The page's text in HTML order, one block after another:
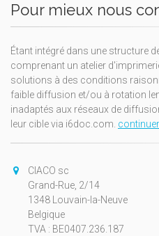
Pour mieux nous
Étant intégré dans une structure
comprenant un atelier
solutions à des conditions
faible diffusion et/ou à rotation
inadaptés aux réseaux de
leur cible via i6doc.com. continuer
CIACO sc
Grand-Rue, 2/14
1348 Louvain-la-Neuve
Belgique
TVA : BE0407.236.187